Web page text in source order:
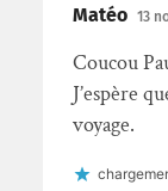
Matéo 13
Coucou
J’espère
voyage.